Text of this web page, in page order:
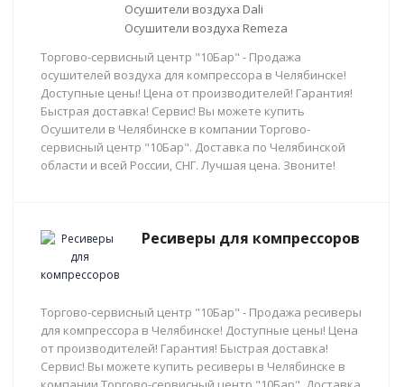
Осушители воздуха Dali
Осушители воздуха Remeza
Торгово-сервисный центр "10Бар" - Продажа
осушителей воздуха для компрессора в Челябинске!
Доступные цены! Цена от производителей! Гарантия!
Быстрая доставка! Сервис! Вы можете купить
Осушители в Челябинске в компании Торгово-
сервисный центр "10Бар". Доставка по Челябинской
области и всей России, СНГ. Лучшая цена. Звоните!
Ресиверы для компрессоров
Торгово-сервисный центр "10Бар" - Продажа ресиверы
для компрессора в Челябинске! Доступные цены! Цена
от производителей! Гарантия! Быстрая доставка!
Сервис! Вы можете купить ресиверы в Челябинске в